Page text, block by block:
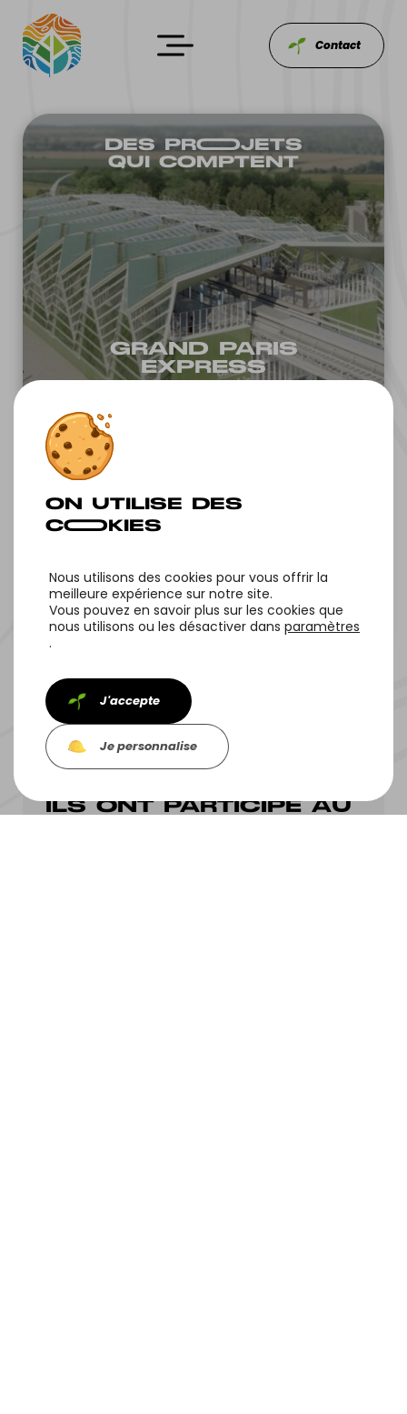
Contact
DES PROOJETS
QUI COMPTENT
GRAND PARIS
EXPRES‌S
GARE DU CEA -
SAINT AUBIN
Tous nos projets Projet suivant
ILS ONT PARTICIPÉ AU
Nous utilisons des cookies pour vous offrir la
meilleure expérience sur notre site.
Vous pouvez en savoir plus sur les cookies que
nous utilisons ou les désactiver dans paramètres
.
J'accepte
Je personnalise